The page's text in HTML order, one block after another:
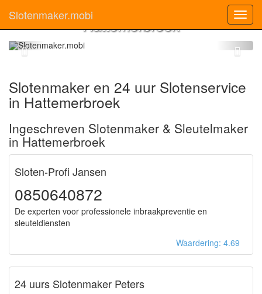
Slotenmaker.mobiSlotenmaker
Hattemerbroek
Slotenmaker en 24 uur Slotenservice
in Hattemerbroek
Ingeschreven Slotenmaker & Sleutelmaker
in Hattemerbroek
Sloten-Profi Jansen
0850640872
De experten voor professionele inbraakpreventie en
sleuteldiensten
Waardering: 4.69
24 uurs Slotenmaker Peters